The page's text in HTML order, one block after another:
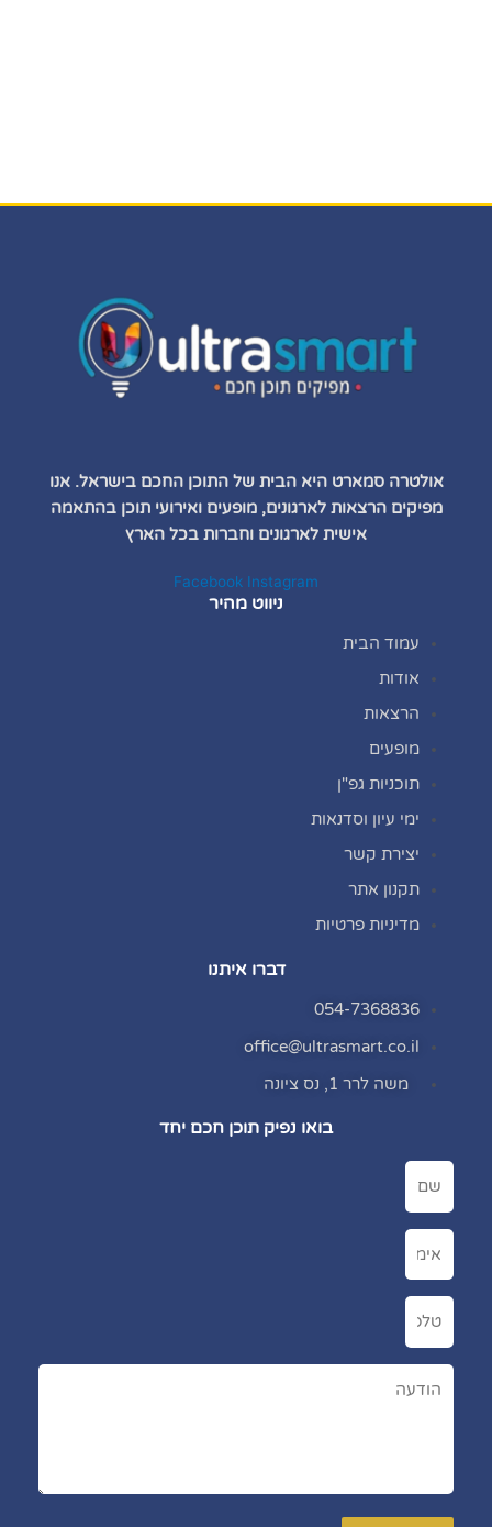
אולטרה סמארט היא הבית של התוכן החכם בישראל. אנו
מפיקים הרצאות לארגונים, מופעים ואירועי תוכן בהתאמה
אישית לארגונים וחברות בכל הארץ
Facebook Instagram
ניווט מהיר
עמוד הבית
אודות
הרצאות
מופעים
תוכניות גפ"ן
ימי עיון וסדנאות
יצירת קשר
תקנון אתר
מדיניות פרטיות
דברו איתנו
054-7368836
office@ultrasmart.co.il
משה לרר 1, נס ציונה
בואו נפיק תוכן חכם יחד